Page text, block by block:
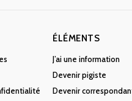
ÉLÉMENTS
J’ai une information
Devenir pigiste
Devenir